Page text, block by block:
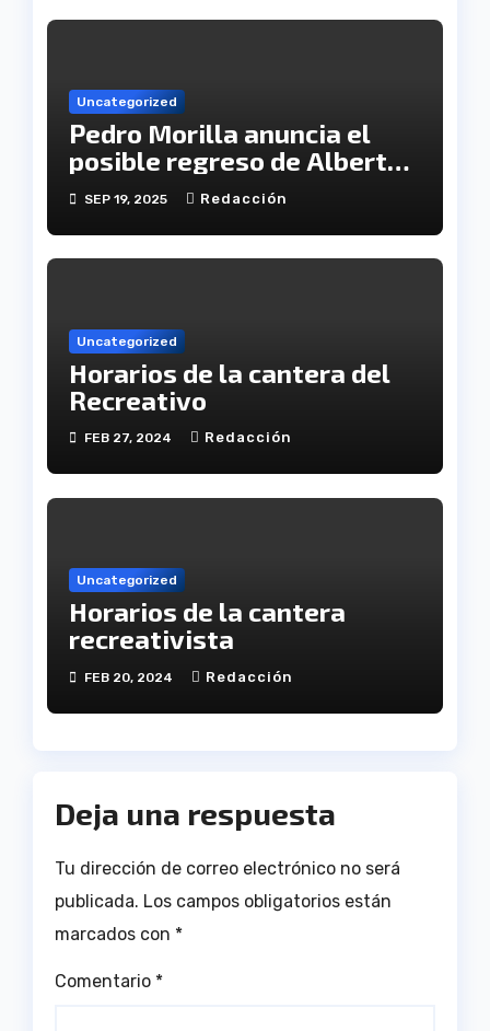
Uncategorized
Pedro Morilla anuncia el
posible regreso de Alberto
López a la convocatoria
SEP 19, 2025 Redacción
Uncategorized
Horarios de la cantera del
Recreativo
FEB 27, 2024 Redacción
Uncategorized
Horarios de la cantera
recreativista
FEB 20, 2024 Redacción
Deja una respuesta
Tu dirección de correo electrónico no será
publicada. Los campos obligatorios están
marcados con *
Comentario *